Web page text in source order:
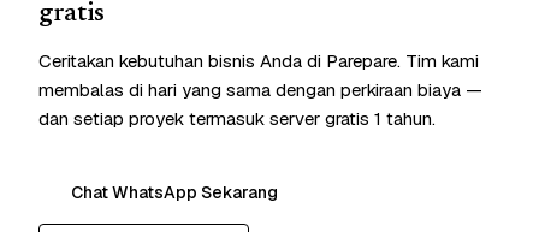
gratis
Ceritakan kebutuhan bisnis Anda di Parepare. Tim kami
membalas di hari yang sama dengan perkiraan biaya —
dan setiap proyek termasuk server gratis 1 tahun.
Chat WhatsApp Sekarang